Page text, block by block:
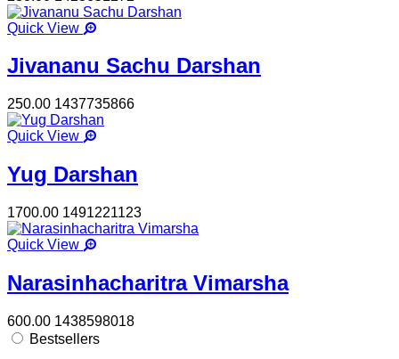
Quick View
Jivananu Sachu Darshan
250.00 1437735866
Quick View
Yug Darshan
1700.00 1491221123
Quick View
Narasinhacharitra Vimarsha
600.00 1438598018
Bestsellers